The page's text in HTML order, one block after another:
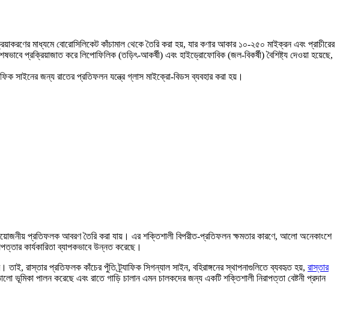
মাধ্যমে বোরোসিলিকেট কাঁচামাল থেকে তৈরি করা হয়, যার কণার আকার ১০-২৫০ মাইক্রন এবং প্রাচীরের
প্রক্রিয়াজাত করে লিপোফিলিক (তড়িৎ-আকর্ষী) এবং হাইড্রোফোবিক (জল-বিকর্ষী) বৈশিষ্ট্য দেওয়া হয়েছে,
সাইনের জন্য রাতের প্রতিফলন যন্ত্রে গ্লাস মাইক্রো-বিডস ব্যবহার করা হয়।
প্রতিফলক আবরণ তৈরি করা যায়। এর শক্তিশালী বিপরীত-প্রতিফলন ক্ষমতার কারণে, আলো অনেকাংশে
কার্যকারিতা ব্যাপকভাবে উন্নত করেছে।
রাস্তার প্রতিফলক কাঁচের পুঁতি ট্র্যাফিক সিগন্যাল সাইন, বহিরাঙ্গনের স্থাপনাগুলিতে ব্যবহৃত হয়, রাস্তার
ভূমিকা পালন করেছে এবং রাতে গাড়ি চালান এমন চালকদের জন্য একটি শক্তিশালী নিরাপত্তা বেষ্টনী প্রদান